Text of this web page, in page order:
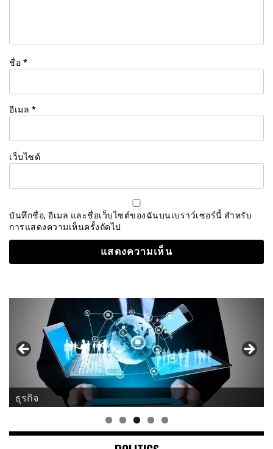
ชื่อ *
อีเมล *
เว็บไซต์
บันทึกชื่อ, อีเมล และชื่อเว็บไซต์ของฉันบนเบราว์เซอร์นี้ สำหรับ
การแสดงความเห็นครั้งถัดไป
ธุรกิจ
ศาสนา